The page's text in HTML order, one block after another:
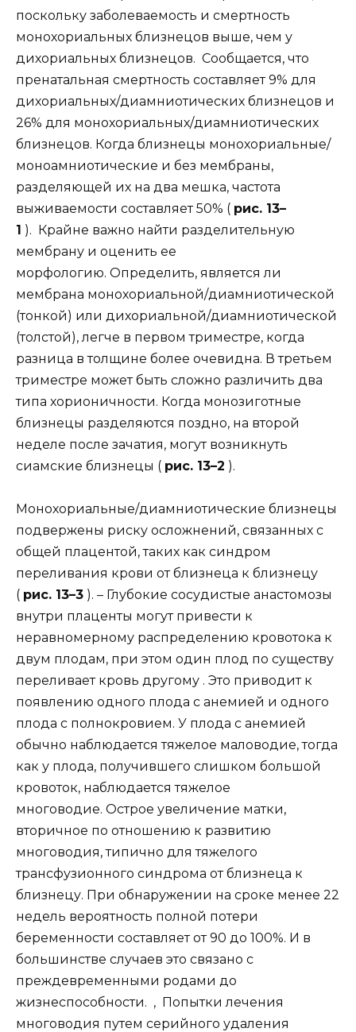
поскольку заболеваемость и смертность
монохориальных близнецов выше, чем у
дихориальных близнецов. Сообщается, что
пренатальная смертность составляет 9% для
дихориальных/диамниотических близнецов и
26% для монохориальных/диамниотических
близнецов. Когда близнецы монохориальные/
моноамниотические и без мембраны,
разделяющей их на два мешка, частота
выживаемости составляет 50% ( рис. 13–
1 ). Крайне важно найти разделительную
мембрану и оценить ее
морфологию. Определить, является ли
мембрана монохориальной/диамниотической
(тонкой) или дихориальной/диамниотической
(толстой), легче в первом триместре, когда
разница в толщине более очевидна. В третьем
триместре может быть сложно различить два
типа хорионичности. Когда монозиготные
близнецы разделяются поздно, на второй
неделе после зачатия, могут возникнуть
сиамские близнецы ( рис. 13–2 ).
Монохориальные/диамниотические близнецы
подвержены риску осложнений, связанных с
общей плацентой, таких как синдром
переливания крови от близнеца к близнецу
( рис. 13–3 ). – Глубокие сосудистые анастомозы
внутри плаценты могут привести к
неравномерному распределению кровотока к
двум плодам, при этом один плод по существу
переливает кровь другому . Это приводит к
появлению одного плода с анемией и одного
плода с полнокровием. У плода с анемией
обычно наблюдается тяжелое маловодие, тогда
как у плода, получившего слишком большой
кровоток, наблюдается тяжелое
многоводие. Острое увеличение матки,
вторичное по отношению к развитию
многоводия, типично для тяжелого
трансфузионного синдрома от близнеца к
близнецу. При обнаружении на сроке менее 22
недель вероятность полной потери
беременности составляет от 90 до 100%. И в
большинстве случаев это связано с
преждевременными родами до
жизнеспособности. , Попытки лечения
многоводия путем серийного удаления